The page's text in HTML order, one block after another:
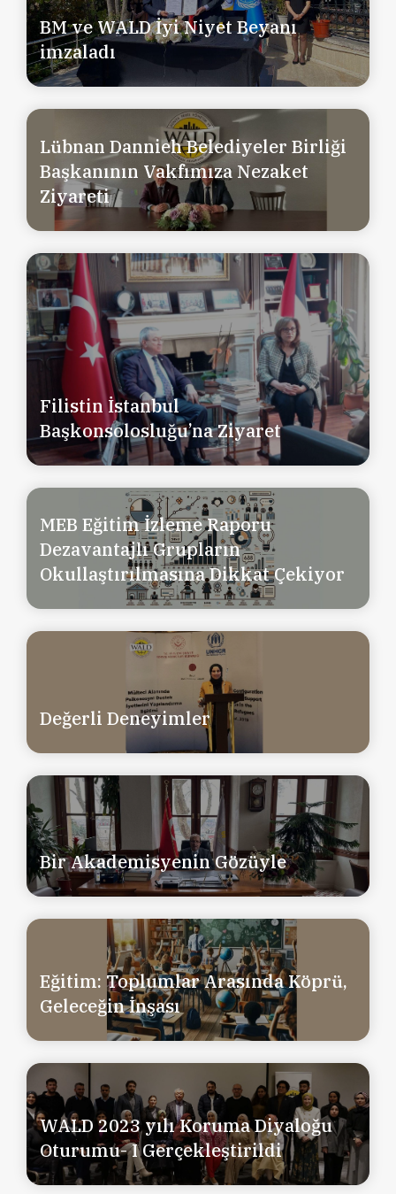
BM ve WALD İyi Niyet Beyanı
imzaladı
Lübnan Dannieh Belediyeler Birliği
Başkanının Vakfımıza Nezaket
Ziyareti
Filistin İstanbul
Başkonsolosluğu’na Ziyaret
MEB Eğitim İzleme Raporu
Dezavantajlı Grupların
Okullaştırılmasına Dikkat Çekiyor
Değerli Deneyimler
Bir Akademisyenin Gözüyle
Eğitim: Toplumlar Arasında Köprü,
Geleceğin İnşası
WALD 2023 yılı Koruma Diyaloğu
Oturumu- I Gerçekleştirildi